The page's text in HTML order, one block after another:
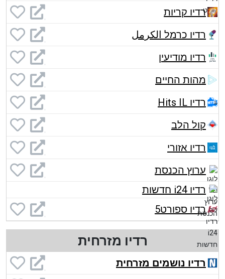
רדיו קריות
רדיו כרמל الكرمل
רדיו מודיעין
מהות החיים
רדיו Hits IL
קול הלב
רדיו אזורי
ערוץ הכנסת
רדיו i24 חדשות
רדיו ספורט5
רדיו מזרחית
רדיו נושמים מזרחית